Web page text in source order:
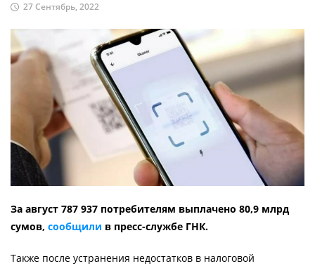
27 Сентябрь, 2022
За август 787 937 потребителям выплачено 80,9 млрд
сумов, сообщили в пресс-службе ГНК.
Также после устранения недостатков в налоговой